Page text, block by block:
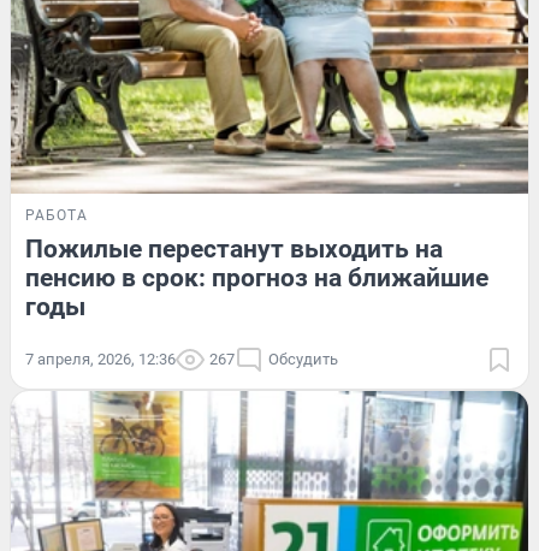
РАБОТА
Пожилые перестанут выходить на
пенсию в срок: прогноз на ближайшие
годы
7 апреля, 2026, 12:36 267 Обсудить